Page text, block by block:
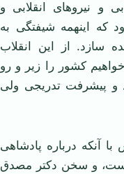
و نیروهای انقلابی و
که اینهمه شیفتگی به
سازد. از این انقلاب
کشور را زیر و رو
و پیشرفت تدریجی ولی
آنکه درباره پادشاهی
و سخن دکتر مصدق